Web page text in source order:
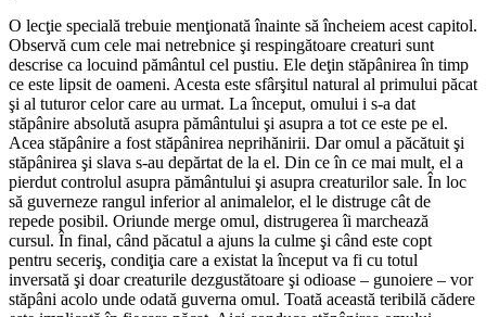
O lecţie specială trebuie menţionată înainte să încheiem acest capitol.
Observă cum cele mai netrebnice şi respingătoare creaturi sunt
descrise ca locuind pământul cel pustiu. Ele deţin stăpânirea în timp
ce este lipsit de oameni. Acesta este sfârşitul natural al primului păcat
şi al tuturor celor care au urmat. La început, omului i s-a dat
stăpânire absolută asupra pământului şi asupra a tot ce este pe el.
Acea stăpânire a fost stăpânirea neprihănirii. Dar omul a păcătuit şi
stăpânirea şi slava s-au depărtat de la el. Din ce în ce mai mult, el a
pierdut controlul asupra pământului şi asupra creaturilor sale. În loc
să guverneze rangul inferior al animalelor, el le distruge cât de
repede posibil. Oriunde merge omul, distrugerea îi marchează
cursul. În final, când păcatul a ajuns la culme şi când este copt
pentru seceriş, condiţia care a existat la început va fi cu totul
inversată şi doar creaturile dezgustătoare şi odioase – gunoiere – vor
stăpâni acolo unde odată guverna omul. Toată această teribilă cădere